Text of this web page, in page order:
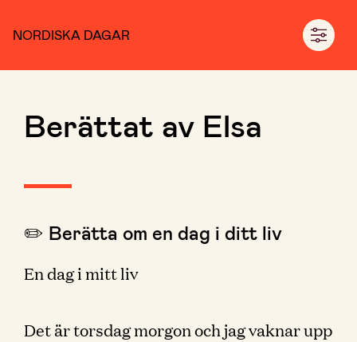
NORDISKA DAGAR
Berättat av Elsa
✏️ Berätta om en dag i ditt liv
En dag i mitt liv
Det är torsdag morgon och jag vaknar upp